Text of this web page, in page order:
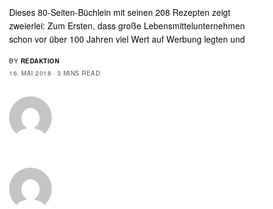
Dieses 80-Seiten-Büchlein mit seinen 208 Rezepten zeigt
zweierlei: Zum Ersten, dass große Lebensmittelunternehmen
schon vor über 100 Jahren viel Wert auf Werbung legten und
BY REDAKTION
16. MAI 2018
3 MINS READ